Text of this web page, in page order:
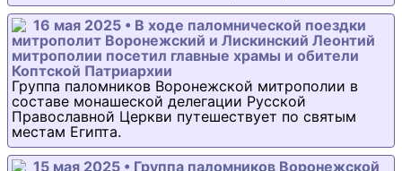
16 мая 2025 • В ходе паломнической поездки
митрополит Воронежский и Лискинский Леонтий
митрополии посетил главные храмы и обители
Коптской Патриархии
Группа паломников Воронежской митрополии в
составе монашеской делегации Русской
Православной Церкви путешествует по святым
местам Египта.
15 мая 2025 • Группа паломников Воронежской